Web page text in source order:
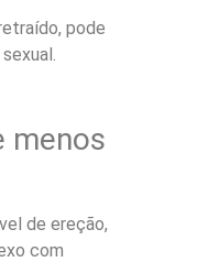
pode
menos
de ereção,
com